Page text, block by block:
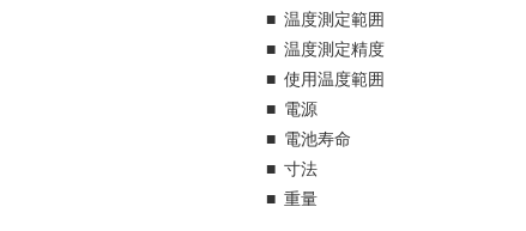
温度測定範囲
温度測定精度
使用温度範囲
電源
電池寿命
寸法
重量